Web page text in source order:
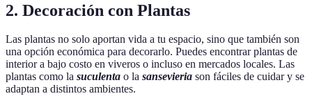
2. Decoración con Plantas
Las plantas no solo aportan vida a tu espacio, sino que también son
una opción económica para decorarlo. Puedes encontrar plantas de
interior a bajo costo en viveros o incluso en mercados locales. Las
plantas como la suculenta o la sansevieria son fáciles de cuidar y se
adaptan a distintos ambientes.